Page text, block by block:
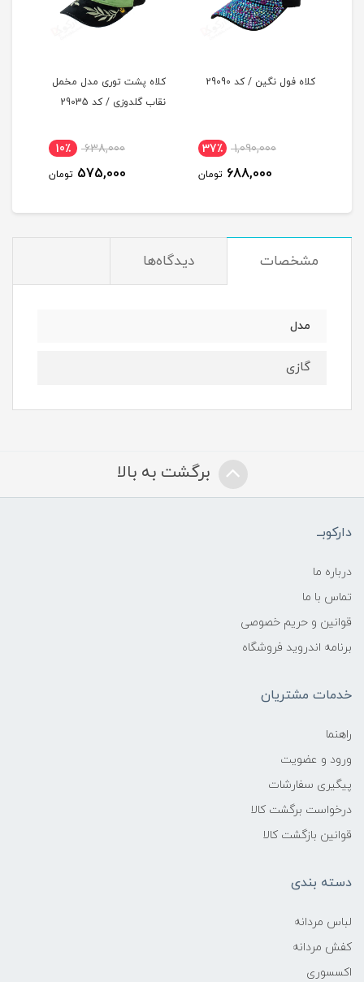
کلاه فول نگین / کد 29090
1,090,000 37٪
688,000 تومان
کلاه پشت توری مدل مخمل
نقاب گلدوزی / کد 29035
638,000 10٪
575,000 تومان
مشخصات دیدگاه‌ها
مدل
گازی
برگشت به بالا
دارکوبــ
درباره ما
تماس با ما
قوانین و حریم خصوصی
برنامه اندروید فروشگاه
خدمات مشتریان
راهنما
ورود و عضویت
پیگیری سفارشات
درخواست برگشت کالا
قوانین بازگشت کالا
دسته بندی
لباس مردانه
کفش مردانه
اکسسوری